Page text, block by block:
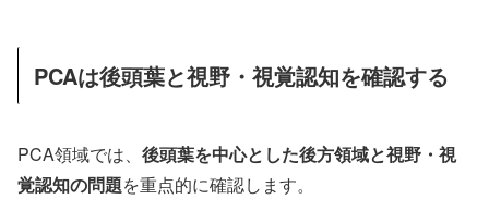
PCAは後頭葉と視野・視覚認知を確認する
PCA領域では、 後頭葉を中心とした後方領域と視野・視
覚認知の問題を重点的に確認します。